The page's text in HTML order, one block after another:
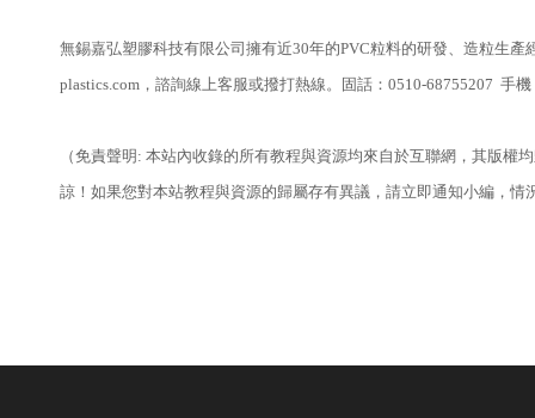
無錫嘉弘塑膠科技有限公司擁有近30年的PVC粒料的研發、造粒生
plastics.com，諮詢線上客服或撥打熱線。固話：0510-68755207 手
（免責聲明: 本站內收錄的所有教程與資源均來自於互聯網，其版
諒！如果您對本站教程與資源的歸屬存有異議，請立即通知小編，情